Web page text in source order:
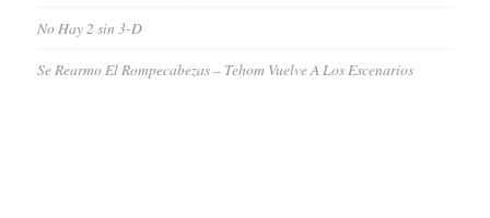
No Hay 2 sin 3-D
Se Rearmo El Rompecabezas – Tehom Vuelve A Los Escenarios